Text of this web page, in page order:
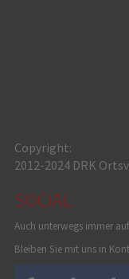
Copyright:
2012-2024 DRK
SOCIAL
Auch unterwegs immer
Bleiben Sie mit uns in